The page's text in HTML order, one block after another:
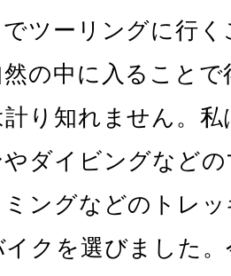
ツーリングに行
の中に入ること
り知れません。
ダイビングなど
ングなどのトレ
クを選びました